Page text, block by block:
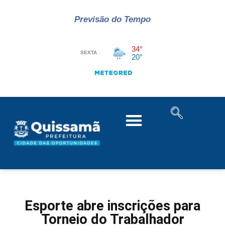
Previsão do Tempo
Esporte abre inscrições para
Torneio do Trabalhador